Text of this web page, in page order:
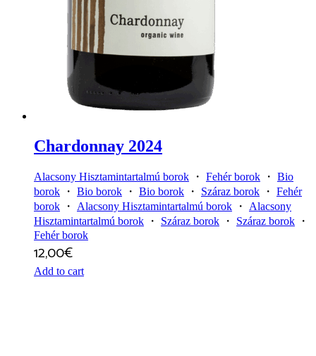
Chardonnay 2024
Alacsony Hisztamintartalmú borok ・ Fehér borok ・ Bio
borok ・ Bio borok ・ Bio borok ・ Száraz borok ・ Fehér
borok ・ Alacsony Hisztamintartalmú borok ・ Alacsony
Hisztamintartalmú borok ・ Száraz borok ・ Száraz borok ・
Fehér borok
12,00€
Add to cart